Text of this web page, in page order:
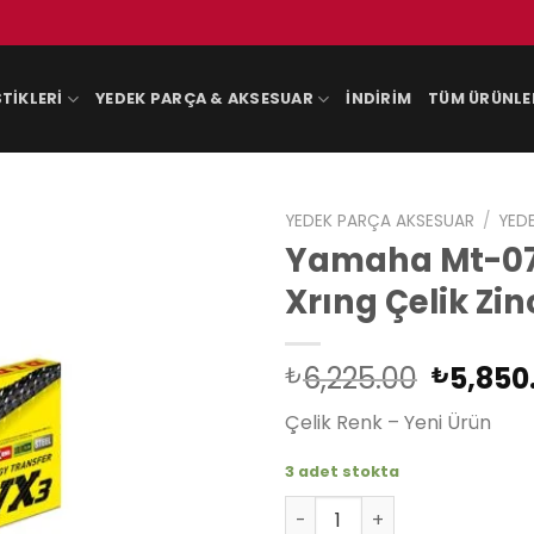
YEDEK PARÇA & AKSESUAR İNDIRIM TÜM
YEDEK PARÇA AKSESUAR /
Yamaha Mt-07
Xrıng Çelik
₺6,225.00
fiyat:
₺
Çelik Renk – Yeni Ürün
3 adet stokta
Yamaha Mt-07 Abs 14-19